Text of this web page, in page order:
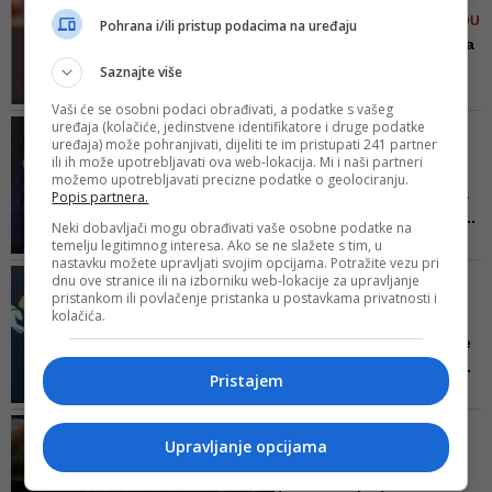
RAVNOGORACA U VIŠEGRADU
Nikšić: Veličanje četništva
četništva, javno pozivanje na tzv.
legitimno i nelegitimno pripadanje
određenim narodima i druge
slične inicijative se ne mogu
nazvati nikakvim drugim imenom
nego fašizmom
PREDRAG KOJOVIĆ,
PREDSJEDNIK NAŠE
STRANKE
Ravnogorski pokret treba
zabraniti kao neofašistič...
Kojović podsjeća kako se iz
godine u godinu samo konstatira
da se ništa ne mijenja po pitanju
sankcionisanja govora i djela koje
PLJUŠTE REAKCIJE NA
ČETNIČKO ORGIJANJE U
Narod i pravda: 'Današnje
okupljanje četnika je do...
Radikalizam nema vjerski ili
za nasilje i zločine, što su akteri
današnjeg okupljanja u
SDA REAGUJE NA SKUP U
VIŠEGRADU
Zbog prijetećih poruka
Pohrana i/ili pristup podacima na uređaju
Saznajte više
Vaši će se osobni podaci obrađivati, a podatke s vašeg
uređaja (kolačiće, jedinstvene identifikatore i druge podatke
uređaja) može pohranjivati, dijeliti te im pristupati 241 partner
ili ih može upotrebljavati ova web-lokacija. Mi i naši partneri
možemo upotrebljavati precizne podatke o geolociranju.
Popis partnera.
Neki dobavljači mogu obrađivati vaše osobne podatke na
temelju legitimnog interesa. Ako se ne slažete s tim, u
nastavku možete upravljati svojim opcijama. Potražite vezu pri
dnu ove stranice ili na izborniku web-lokacije za upravljanje
pristankom ili povlačenje pristanka u postavkama privatnosti i
kolačića.
Pristajem
Upravljanje opcijama